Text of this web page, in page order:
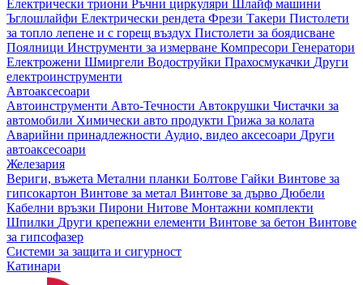
Електрически триони Ръчни циркуляри
Шлайф машини
Ъглошлайфи Електрически рендета Фрези Такери Пистолети
за топло лепене и с горещ въздух Пистолети за боядисване
Поялници Инструменти за измерване Компресори Генератори
Електрожени Шмиргели Водоструйки Прахосмукачки Други
електроинструменти
Автоаксесоари
Автоинструменти Авто-Течности Автокрушки Чистачки за
автомобили Химически авто продукти Грижа за колата
Аварийни принадлежности Аудио, видео аксесоари Други
автоаксесоари
Железария
Вериги, въжета Метални планки Болтове Гайки Винтове за
гипсокартон Винтове за метал Винтове за дърво Дюбели
Кабелни връзки Пирони Нитове Монтажни комплекти
Шпилки Други крепежни елементи Винтове за бетон Винтове
за гипсофазер
Системи за защита и сигурност
Катинари